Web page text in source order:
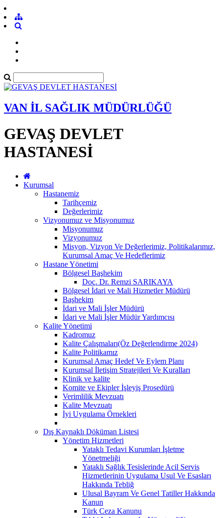
VAN İL SAĞLIK MÜDÜRLÜĞÜ
GEVAŞ DEVLET
HASTANESİ
Kurumsal
Hastanemiz
Tarihçemiz
Değerlerimiz
Vizyonumuz ve Misyonumuz
Misyonumuz
Vizyonumuz
Misyon, Vizyon Ve Değerlerimiz, Politikalarımız,
Kurumsal Amaç Ve Hedeflerimiz
Hastane Yönetimi
Bölgesel Başhekim
Doç. Dr. Remzi SARIKAYA
Bölgesel İdari ve Mali Hizmetler Müdürü
Başhekim
İdari ve Mali İşler Müdürü
İdari ve Mali İşler Müdür Yardımcısı
Kalite Yönetimi
Kadromuz
Kalite Çalışmaları(Öz Değerlendirme 2024)
Kalite Politikamız
Kurumsal Amaç Hedef Ve Eylem Planı
Kurumsal İletişim Stratejileri Ve Kuralları
Klinik ve kalite
Komite ve Ekipler İşleyiş Prosedürü
Verimlilik Mevzuatı
Kalite Mevzuatı
İyi Uygulama Örnekleri
Dış Kaynaklı Döküman Listesi
Yönetim Hizmetleri
Yataklı Tedavi Kurumları İşletme
Yönetmeliği
Yataklı Sağlık Tesislerinde Acil Servis
Hizmetlerinin Uygulama Usul Ve Esasları
Hakkında Tebliğ
Ulusal Bayram Ve Genel Tatiller Hakkında
Kanun
Türk Ceza Kanunu